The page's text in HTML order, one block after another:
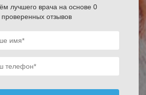
лучшего врача на основе 0
проверенных отзывов